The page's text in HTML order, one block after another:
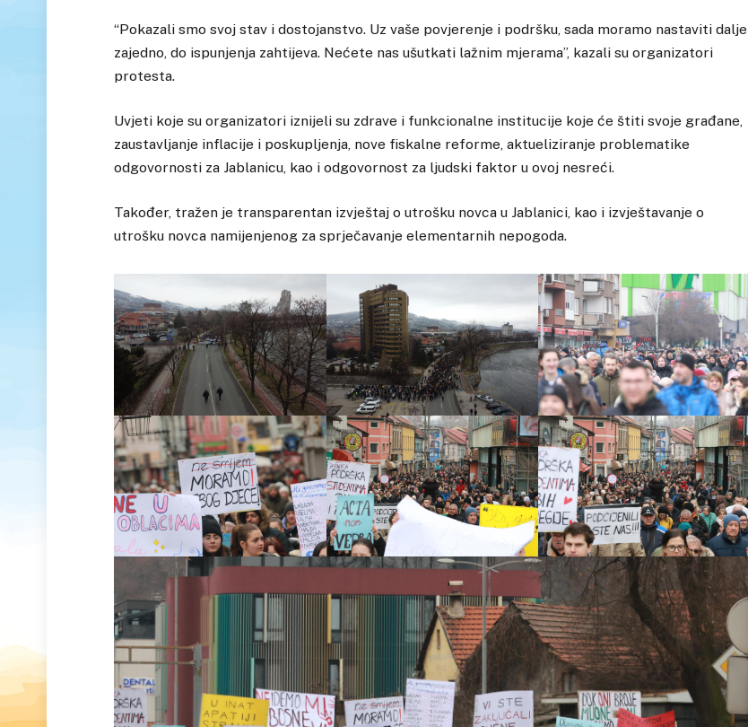
“Pokazali smo svoj stav i dostojanstvo. Uz vaše povjerenje i podršku, sada moramo nastaviti dalje
zajedno, do ispunjenja zahtijeva. Nećete nas ušutkati lažnim mjerama”, kazali su organizatori
protesta.
Uvjeti koje su organizatori iznijeli su zdrave i funkcionalne institucije koje će štiti svoje građane,
zaustavljanje inflacije i poskupljenja, nove fiskalne reforme, aktueliziranje problematike
odgovornosti za Jablanicu, kao i odgovornost za ljudski faktor u ovoj nesreći.
Također, tražen je transparentan izvještaj o utrošku novca u Jablanici, kao i izvještavanje o
utrošku novca namijenjenog za sprječavanje elementarnih nepogoda.